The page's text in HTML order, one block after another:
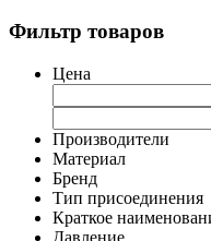
Фильтр товаров
Цена
Производители
Материал
Бренд
Тип присоединения
Краткое
Давление